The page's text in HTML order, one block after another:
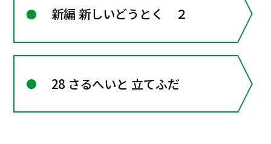
新編 新しいどうとく ２
28 さるへいと 立てふだ